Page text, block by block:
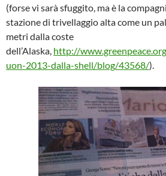
(forse vi sarà sfuggito, ma è la
stazione di trivellaggio alta come un
metri dalla coste
dell’Alaska, http://
uon-2013-dalla-shell/blog/43568/).